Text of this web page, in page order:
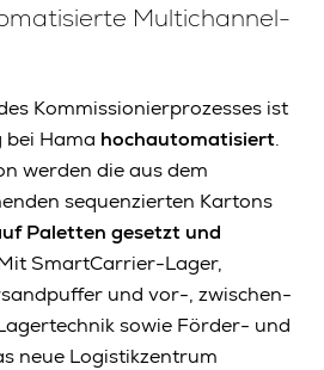
Multichannel-
Kommissionierprozesses ist
Hama hochautomatisiert.
werden die aus dem
sequenzierten Kartons
Paletten gesetzt und
SmartCarrier-Lager,
und vor-, zwischen-
sowie Förder- und
neue Logistikzentrum